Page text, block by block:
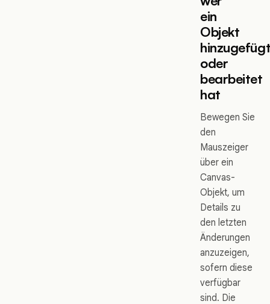
ein
Objekt
oder
bearbeitet
hat
Bewegen Sie
den
Mauszeiger
über ein
Canvas-
Objekt, um
Details zu
den letzten
Änderungen
anzuzeigen,
sofern diese
verfügbar
sind. Die